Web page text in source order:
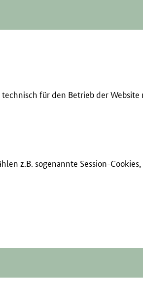
für den Betrieb der
z.B. sogenannte Session-